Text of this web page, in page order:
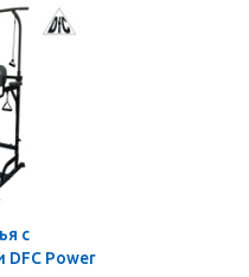
c
DFC Power